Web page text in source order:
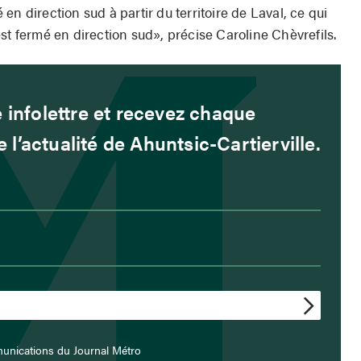
direction sud à partir du territoire de Laval, ce qui
fermé en direction sud», précise Caroline Chèvrefils.
et recevez chaque
l’actualité de Ahuntsic-Cartierville.
du Journal Métro